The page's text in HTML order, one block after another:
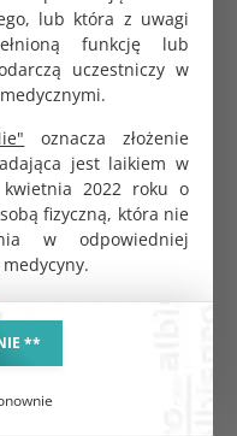
lub która z uwagi
funkcję lub
uczestniczy w
oznacza złożenie
jest laikiem w
2022 roku o
fizyczną, która nie
w odpowiedniej
**
medprox comfort
podkład higieniczny w rolce 40
30x50cm fuksja
PRODUKTU:
zł
zł